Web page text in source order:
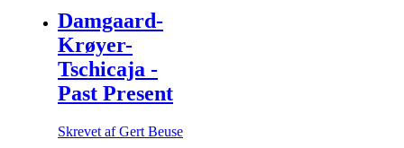
Damgaard-
Krøyer-
Tschicaja -
Past Present
Skrevet af Gert Beuse